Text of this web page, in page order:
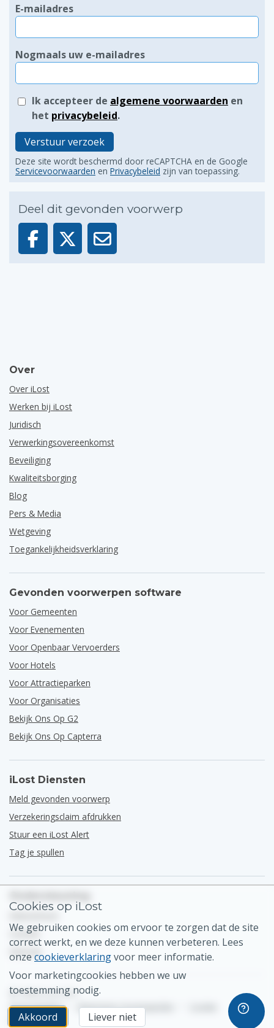
E-mailadres
Nogmaals uw e-mailadres
Ik accepteer de algemene voorwaarden en
het privacybeleid.
Verstuur verzoek
Deze site wordt beschermd door reCAPTCHA en de Google
Servicevoorwaarden en Privacybeleid zijn van toepassing.
Deel dit gevonden voorwerp
Over
Over iLost
Werken bij iLost
Juridisch
Verwerkingsovereenkomst
Beveiliging
Kwaliteitsborging
Blog
Pers & Media
Wetgeving
Toegankelijkheidsverklaring
Gevonden voorwerpen software
Voor Gemeenten
Voor Evenementen
Voor Openbaar Vervoerders
Voor Hotels
Voor Attractieparken
Voor Organisaties
Bekijk Ons Op G2
Bekijk Ons Op Capterra
iLost Diensten
Meld gevonden voorwerp
Verzekeringsclaim afdrukken
Stuur een iLost Alert
Tag je spullen
Contact
© 2026 iLost B.V.
Privacybeleid • Algemene Voorwaarden
instellingen
Cookies op iLost
We gebruiken cookies om ervoor te zorgen dat de site
correct werkt, en we deze kunnen verbeteren. Lees
onze cookieverklaringvoor meer informatie.
Voor marketingcookies hebben we uw
toestemming nodig.
Akkoord
Liever niet